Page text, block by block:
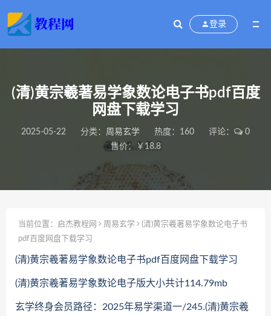
登录
(清)黄宗羲著易学象数论电子书pdf百度
网盘下载学习
2025-05-22 分类： 周易玄学 热度：160 评论：
0
售价：￥18.8
当前位置： 启杰教程网 周易玄学
(清)黄宗羲著易学象数论电子书
pdf百度网盘下载学习
(清)黄宗羲著易学象数论电子书pdf百度网盘下载学习
(清)黄宗羲著易学象数论电子版大小共计114.79mb
玄学终身会员路径：2025年易学渠道一/245.(清)黄宗羲